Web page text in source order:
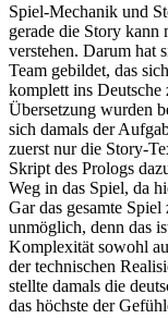
Spiel-Mechanik und
gerade die Story kann
verstehen. Darum hat
Team gebildet, das
komplett ins Deutsche
Übersetzung wurden
sich damals der
zuerst nur die Story-
Skript des Prologs
Weg in das Spiel, da
Gar das gesamte
unmöglich, denn das
Komplexität sowohl
der technischen
stellte damals die
das höchste der